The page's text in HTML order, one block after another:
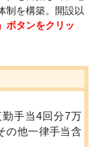
制を構築。開設以
ボタンをクリッ
手当4回分7万
の他一律手当含